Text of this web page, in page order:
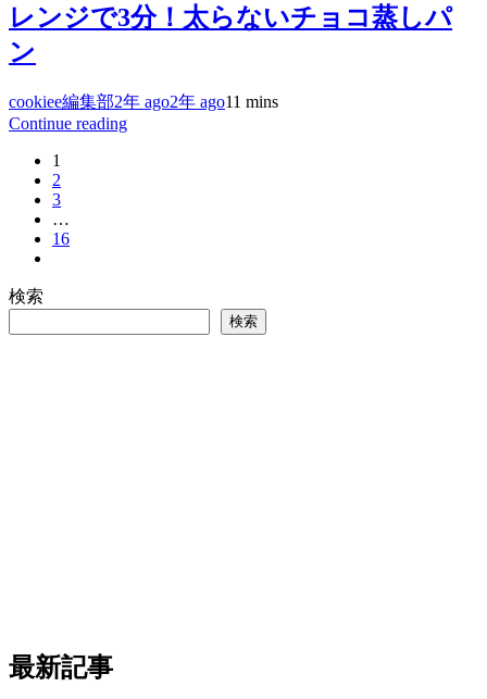
レンジで3分！太らないチョコ蒸しパ
ン
cookiee編集部2年 ago2年 ago11 mins
Continue reading
1
2
3
…
16
検索
検索
最新記事